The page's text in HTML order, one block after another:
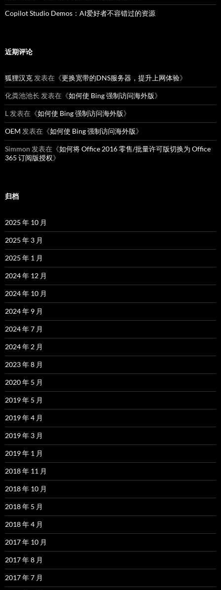
Copilot Studio Demos：AI爱好者不容错过的资源
近期评论
狐狸汉克 发表在《更换宽带的DNS服务器，提升上网体验》
化粪池池长 发表在《如何使 Bing 强制访问海外版》
L 发表在《如何使 Bing 强制访问海外版》
OEM 发表在《如何使 Bing 强制访问海外版》
Simmon 发表在《如何将 Office 2016 零售/批量许可版切换为 Office
365 订阅版授权》
归档
2025 年 10 月
2025 年 3 月
2025 年 1 月
2024 年 12 月
2024 年 10 月
2024 年 9 月
2024 年 7 月
2024 年 2 月
2023 年 8 月
2020 年 5 月
2019 年 5 月
2019 年 4 月
2019 年 3 月
2019 年 1 月
2018 年 11 月
2018 年 10 月
2018 年 5 月
2018 年 4 月
2017 年 10 月
2017 年 8 月
2017 年 7 月